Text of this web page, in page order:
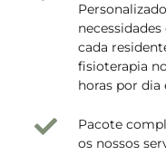
cada
fisioterapia
horas por dia
Pacote
os nossos